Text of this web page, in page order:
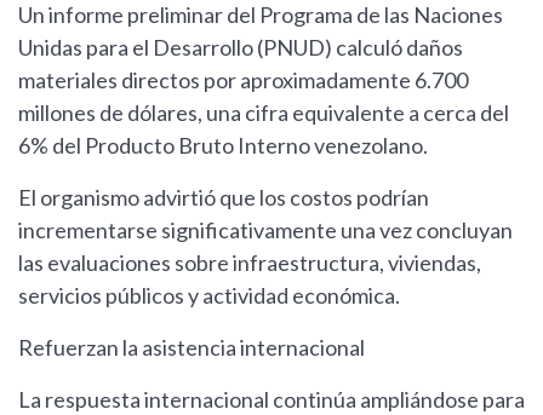
Un informe preliminar del Programa de las Naciones
Unidas para el Desarrollo (PNUD) calculó daños
materiales directos por aproximadamente 6.700
millones de dólares, una cifra equivalente a cerca del
6% del Producto Bruto Interno venezolano.
El organismo advirtió que los costos podrían
incrementarse significativamente una vez concluyan
las evaluaciones sobre infraestructura, viviendas,
servicios públicos y actividad económica.
Refuerzan la asistencia internacional
La respuesta internacional continúa ampliándose para